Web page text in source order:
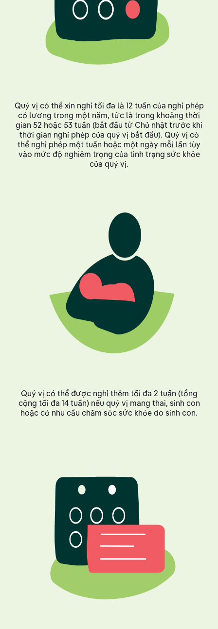
Quý vị có thể xin nghỉ tối đa là 12 tuần của nghỉ phép
có lương trong một năm, tức là trong khoảng thời
gian 52 hoặc 53 tuần (bắt đầu từ Chủ nhật trước khi
thời gian nghỉ phép của quý vị bắt đầu). Quý vị có
thể nghỉ phép một tuần hoặc một ngày mỗi lần tùy
vào mức độ nghiêm trọng của tình trạng sức khỏe
của quý vị.
Quý vị có thể được nghỉ thêm tối đa 2 tuần (tổng
cộng tối đa 14 tuần) nếu quý vị mang thai, sinh con
hoặc có nhu cầu chăm sóc sức khỏe do sinh con.